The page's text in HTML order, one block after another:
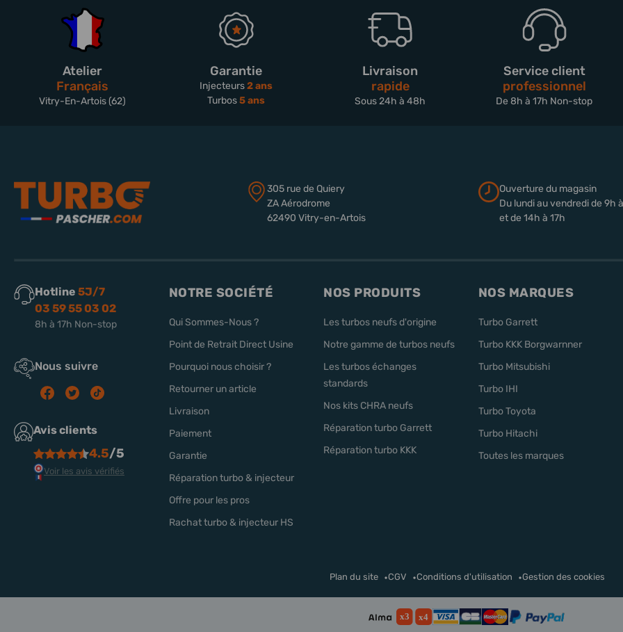
Atelier
Français
Vitry-En-Artois (62)
Garantie
Injecteurs2 ans
Turbos5 ans
Livraison
rapide
Sous 24h à 48h
Service client
professionnel
De 8h à 17h Non-stop
305 rue de Quiery
ZA Aérodrome
62490 Vitry-en-Artois
Ouverture du magasin
Du lundi au vendredi de 9h
et de 14h à 17h
Hotline 5J/7
03 59 55 03 02
8h à 17h Non-stop
Nous suivre
Avis clients
4.5/5
Voir les avis vérifiés
NOTRE SOCIÉTÉ
Qui Sommes-Nous ?
Point de Retrait Direct Usine
Pourquoi nous choisir ?
Retourner un article
Livraison
Paiement
Garantie
Réparation turbo & injecteur
Offre pour les pros
Rachat turbo & injecteur HS
NOS PRODUITS
Les turbos neufs d'origine
Notre gamme de turbos neufs
Les turbos échanges
standards
Nos kits CHRA neufs
Réparation turbo Garrett
Réparation turbo KKK
NOS MARQUES
Turbo Garrett
Turbo KKK Borgwarnner
Turbo Mitsubishi
Turbo IHI
Turbo Toyota
Turbo Hitachi
Toutes les marques
Plan du site CGV Conditions d'utilisation Gestion des cookies